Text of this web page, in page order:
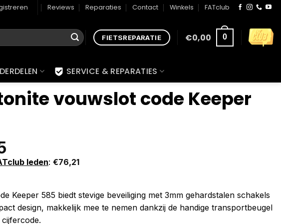
Reviews Reparaties Contact Winkels FATclub
FIETSREPARATIE €0,00 0
SERVICE & REPARATIES
vouwslot code Keeper
leden: €76,21
Keeper 585 biedt stevige beveiliging met 3mm gehardstalen schakels
design, makkelijk mee te nemen dankzij de handige transportbeugel